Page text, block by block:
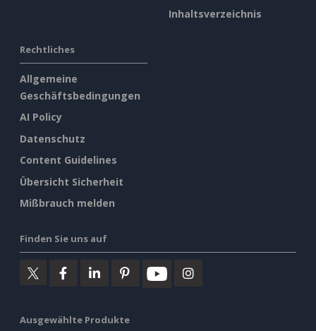
Inhaltsverzeichnis
Rechtliches
Allgemeine
Geschäftsbedingungen
AI Policy
Datenschutz
Content Guidelines
Übersicht Sicherheit
Mißbrauch melden
Finden Sie uns auf
Ausgewählte Produkte